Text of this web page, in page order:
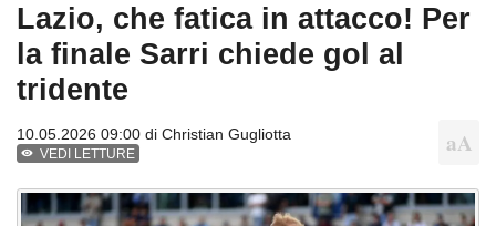
Lazio, che fatica in attacco! Per
la finale Sarri chiede gol al
tridente
10.05.2026 09:00 di Christian Gugliotta
VEDI LETTURE